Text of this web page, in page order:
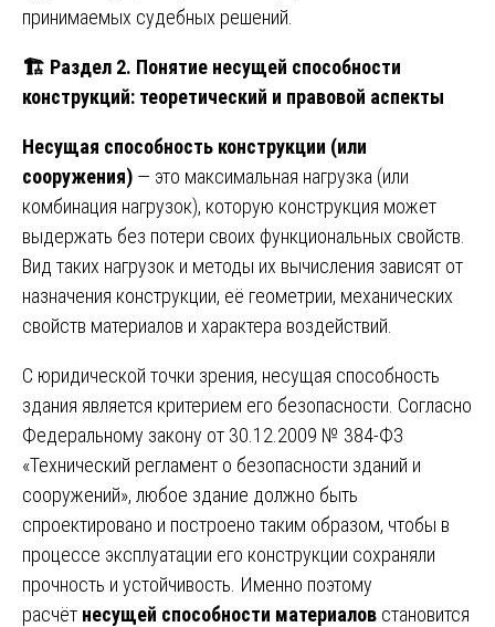
принимаемых судебных решений.
🏗 ️ Раздел 2. Понятие несущей способности
конструкций: теоретический и правовой аспекты
Несущая способность конструкции (или
сооружения) — это максимальная нагрузка (или
комбинация нагрузок), которую конструкция может
выдержать без потери своих функциональных свойств.
Вид таких нагрузок и методы их вычисления зависят от
назначения конструкции, её геометрии, механических
свойств материалов и характера воздействий.
С юридической точки зрения, несущая способность
здания является критерием его безопасности. Согласно
Федеральному закону от 30.12.2009 № 384-ФЗ
«Технический регламент о безопасности зданий и
сооружений», любое здание должно быть
спроектировано и построено таким образом, чтобы в
процессе эксплуатации его конструкции сохраняли
прочность и устойчивость. Именно поэтому
расчёт несущей способности материалов становится